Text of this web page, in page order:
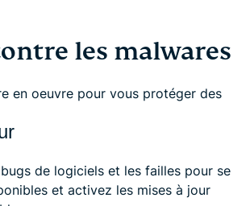
les malwares
en oeuvre pour vous protéger des
de logiciels et les failles pour se
et activez les mises à jour